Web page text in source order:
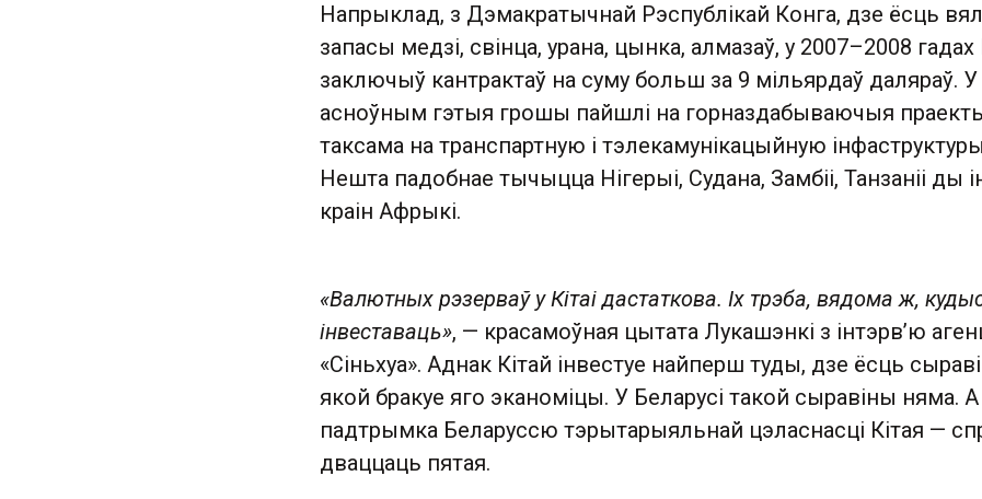
Напрыклад, з Дэмакратычнай Рэспублікай Конга, дзе ёсць
запасы медзі, свінца, урана, цынка, алмазаў, у 2007–2008 гадах
заключыў кантрактаў на суму больш за 9 мільярдаў даляраў. У
асноўным гэтыя грошы пайшлі на горназдабываючыя
таксама на транспартную і тэлекамунікацыйную
Нешта падобнае тычыцца Нігерыі, Судана, Замбіі, Танзаніі ды
краін Афрыкі.
«Валютных рэзерваў у Кітаі дастаткова. Іх трэба, вядома ж,
інвеставаць», — красамоўная цытата Лукашэнкі з інтэрв’ю
«Сіньхуа». Аднак Кітай інвестуе найперш туды, дзе ёсць
якой бракуе яго эканоміцы. У Беларусі такой сыравіны няма. А
падтрымка Беларуссю тэрытарыяльнай цэласнасці Кітая —
дваццаць пятая.